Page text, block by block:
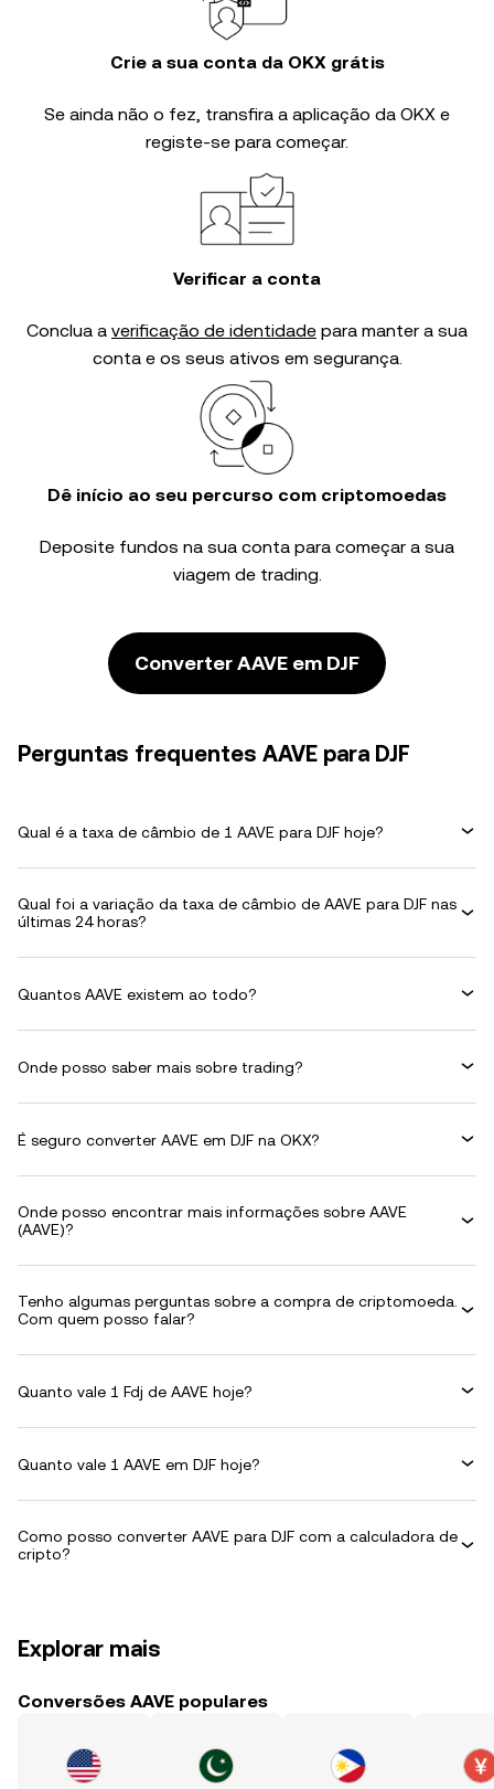
Crie a sua conta da OKX grátis
Se ainda não o fez, transfira a aplicação da OKX e
registe-se para começar.
Verificar a conta
Conclua a verificação de identidade para manter a sua
conta e os seus ativos em segurança.
Dê início ao seu percurso com criptomoedas
Deposite fundos na sua conta para começar a sua
viagem de trading.
Converter AAVE em DJF
Perguntas frequentes AAVE para DJF
Qual é a taxa de câmbio de 1 AAVE para DJF hoje?
Qual foi a variação da taxa de câmbio de AAVE para DJF nas
últimas 24 horas?
Quantos AAVE existem ao todo?
Onde posso saber mais sobre trading?
É seguro converter AAVE em DJF na OKX?
Onde posso encontrar mais informações sobre AAVE
(AAVE)?
Tenho algumas perguntas sobre a compra de criptomoeda.
Com quem posso falar?
Quanto vale 1 Fdj de AAVE hoje?
Quanto vale 1 AAVE em DJF hoje?
Como posso converter AAVE para DJF com a calculadora de
cripto?
Explorar mais
Conversões AAVE populares